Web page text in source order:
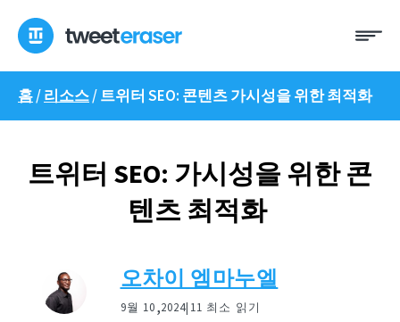
로
너
메
홈/리소스/트위터 SEO: 콘텐츠 가시성을 위한 최적화
트위터 SEO: 가시성을 위한 콘
텐츠 최적화
오차이 엠마누엘
9월 10,2024| 11 최소 읽기